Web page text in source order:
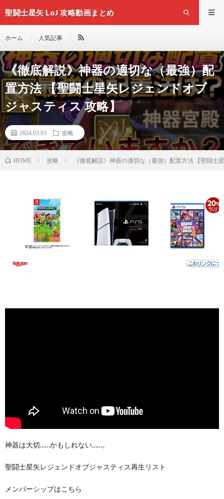
聖闘士星矢 LoJ 攻略動画まとめ
ホーム 人気記事
《徹底解説》神器の適切な（最強）配
置方法 【聖闘士星矢レジェンドオブ
ジャスティス 攻略】
2024.03.03 攻略
HOME 攻略 《徹底解説》神器の適切な（最強）配置方法 【聖闘士
神器は大切……かもしれない……。
聖闘士星矢レジェンドオブジャスティス再生リスト
メンバーシップはこちら